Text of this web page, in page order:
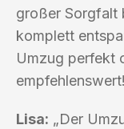
großer Sorgfalt
komplett
Umzug perfekt
Lisa: „Der